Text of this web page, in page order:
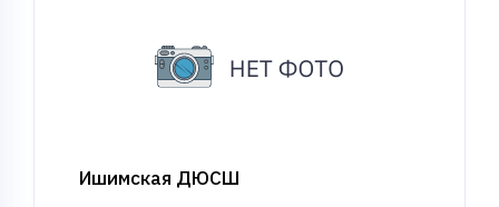
Ишимская ДЮСШ